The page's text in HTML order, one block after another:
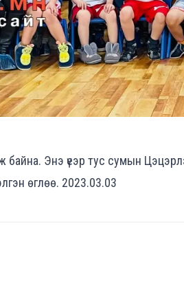
Энэ үеэр тус сумын
өглөө. 2023.03.03